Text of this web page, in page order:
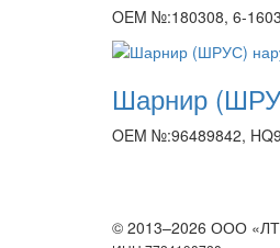
OEM №:180308, 6-
Шарнир
OEM №:96489842,
© 2013–2026 ООО